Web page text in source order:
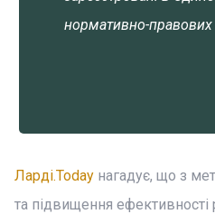
нормативно-правових
Ларді.Today нагадує, що з
та підвищення